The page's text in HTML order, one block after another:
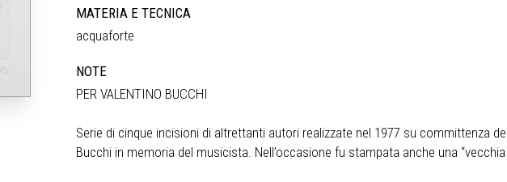
MATERIA E TECNICA
acquaforte
NOTE
PER VALENTINO BUCCHI
Serie di cinque incisioni di altrettanti autori realizzate nel 1977 su committenza
Bucchi in memoria del musicista. Nell’occasione fu stampata anche una “vecchia